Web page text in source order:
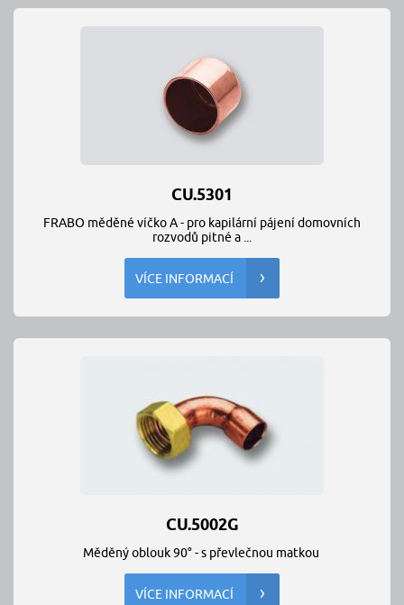
CU.5301
FRABO měděné víčko A - pro kapilární pájení domovních
rozvodů pitné a ...
VÍCE INFORMACÍ
CU.5002G
Měděný oblouk 90° - s převlečnou matkou
VÍCE INFORMACÍ